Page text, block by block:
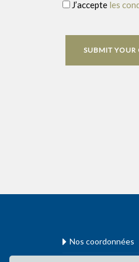
J’accepte les
Nos coordonnées